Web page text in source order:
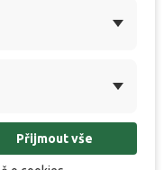
ruční výrobě. Nová
jater a dalších
řadách boilies.
v maximální
Přijmout vše